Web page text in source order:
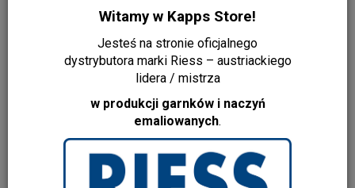
Witamy w Kapps Store!
Jesteś na stronie oficjalnego
dystrybutora marki Riess – austriackiego
lidera / mistrza
w produkcji garnków i naczyń
emaliowanych.